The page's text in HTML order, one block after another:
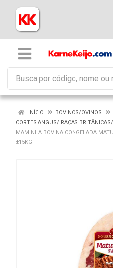
INÍCIO
BOVINOS/OVINOS
CORTES ANGUS/ RAÇAS
MAMINHA BOVINA CONGELADA
±15KG